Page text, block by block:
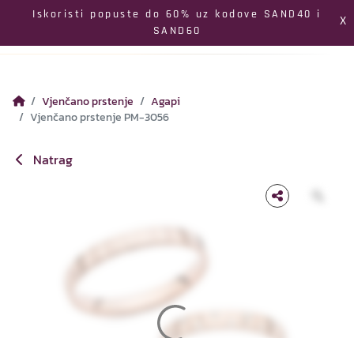
Iskoristi popuste do 60% uz kodove SAND40 i
SAND60
X
Izbornik
Profil Pretraga
Vjenčano prstenje
Agapi
Vjenčano prstenje PM-3056
Natrag